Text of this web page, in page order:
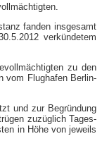
fanden insgesamt
verkündetem
zu den
vom Flughafen Berlin-​
und zur Begründung
zuzüglich Tages-
in Höhe von jeweils